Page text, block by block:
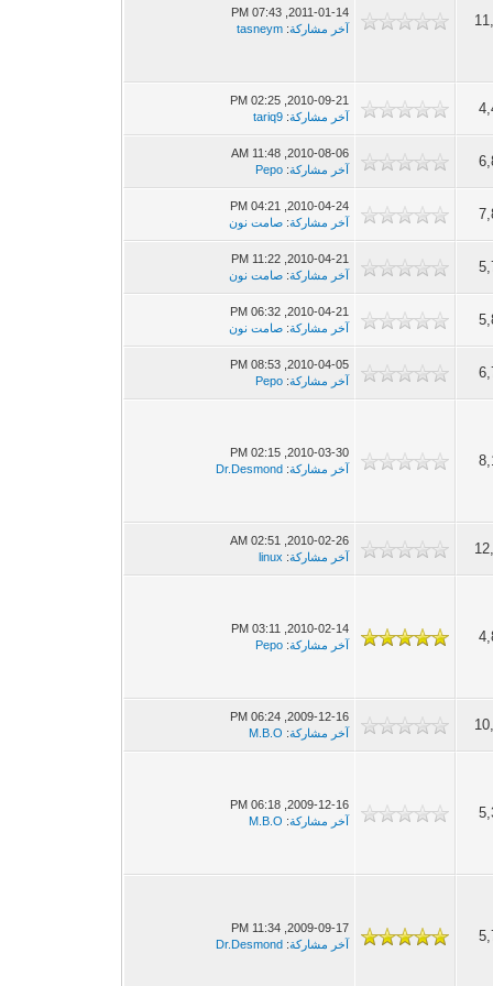
2011-01-14, 07:43 PM
آخر مشاركة:
tasneym
2010-09-21, 02:25 PM
آخر مشاركة:
tariq9
2010-08-06, 11:48 AM
آخر مشاركة:
Pepo
2010-04-24, 04:21 PM
آخر مشاركة:صامت نون
2010-04-21, 11:22 PM
آخر مشاركة:صامت نون
2010-04-21, 06:32 PM
آخر مشاركة:صامت نون
2010-04-05, 08:53 PM
آخر مشاركة:
Pepo
2010-03-30, 02:15 PM
آخر مشاركة:
Dr.Desmond
2010-02-26, 02:51 AM
آخر مشاركة:
linux
2010-02-14, 03:11 PM
آخر مشاركة:
Pepo
2009-12-16, 06:24 PM
آخر مشاركة:
M.B.O
2009-12-16, 06:18 PM
آخر مشاركة:
M.B.O
2009-09-17, 11:34 PM
آخر مشاركة:
Dr.Desmond